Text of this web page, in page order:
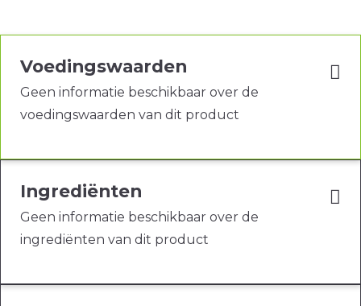
Voedingswaarden
Geen informatie beschikbaar over de
voedingswaarden van dit product
Ingrediënten
Geen informatie beschikbaar over de
ingrediënten van dit product